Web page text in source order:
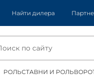
Найти дилера
РОЛЬСТАВНИ И